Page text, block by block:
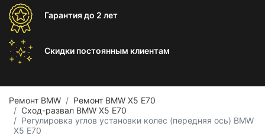
Гарантиядо 2 лет
Скидки постоянным клиентам
Ремонт BMW
Ремонт BMW X5 E70
Сход-развал BMW X5 E70
Регулировка углов установки колес (передняя ось) BMW
X5 E70